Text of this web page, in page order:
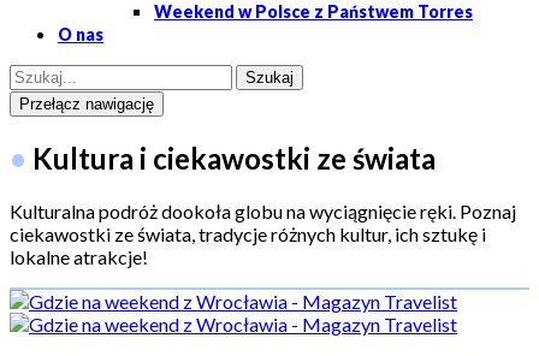
Weekend w Polsce z Państwem Torres
O nas
Przełącz nawigację
• Kultura i ciekawostki ze świata
Kulturalna podróż dookoła globu na wyciągnięcie ręki. Poznaj
ciekawostki ze świata, tradycje różnych kultur, ich sztukę i
lokalne atrakcje!